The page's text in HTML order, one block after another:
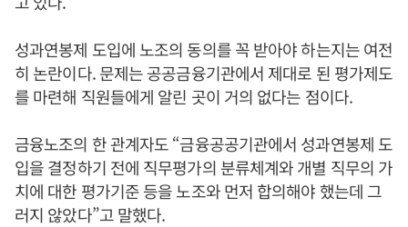
성과연봉제 도입에 노조의 동의를 꼭 받아야 하는지는 여전
히 논란이다. 문제는 공공금융기관에서 제대로 된 평가제도
를 마련해 직원들에게 알린 곳이 거의 없다는 점이다.
금융노조의 한 관계자도 “금융공공기관에서 성과연봉제 도
입을 결정하기 전에 직무평가의 분류체계와 개별 직무의 가
치에 대한 평가기준 등을 노조와 먼저 합의해야 했는데 그
러지 않았다”고 말했다.